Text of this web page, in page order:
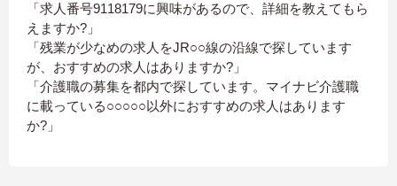
「求人番号9118179に興味があるので、詳細を教えてもら
えますか?」
「残業が少なめの求人をJR○○線の沿線で探しています
が、おすすめの求人はありますか?」
「介護職の募集を都内で探しています。マイナビ介護職
に載っている○○○○○以外におすすめの求人はあります
か?」